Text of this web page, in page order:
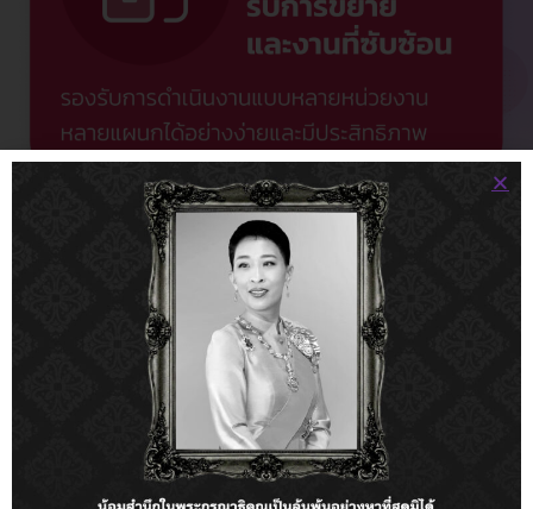
ให้การจัดซื้อเป็นเรื่องง่าย ด้วยโซลูชันจาก
พันธวณิช ผู้นำด้าน eProcurement ของ
ไทย